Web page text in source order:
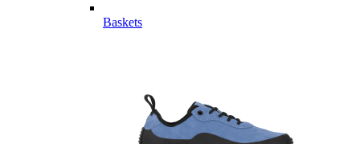
Baskets